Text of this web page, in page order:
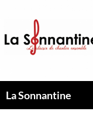
contenu
La Sonnantine